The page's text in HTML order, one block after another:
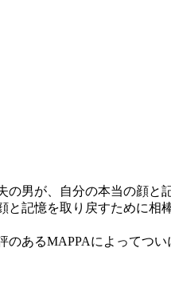
男が、自分の本当の顔と
記憶を取り戻すために相
あるMAPPAによってつい